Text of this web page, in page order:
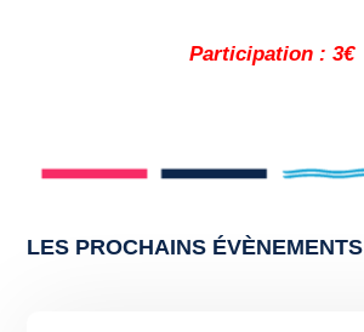
Participation : 3€
LES PROCHAINS ÉVÈNEMENTS